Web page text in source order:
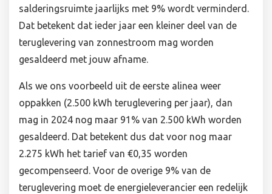
salderingsruimte jaarlijks met 9% wordt verminderd.
Dat betekent dat ieder jaar een kleiner deel van de
teruglevering van zonnestroom mag worden
gesaldeerd met jouw afname.
Als we ons voorbeeld uit de eerste alinea weer
oppakken (2.500 kWh teruglevering per jaar), dan
mag in 2024 nog maar 91% van 2.500 kWh worden
gesaldeerd. Dat betekent dus dat voor nog maar
2.275 kWh het tarief van €0,35 worden
gecompenseerd. Voor de overige 9% van de
teruglevering moet de energieleverancier een redelijk